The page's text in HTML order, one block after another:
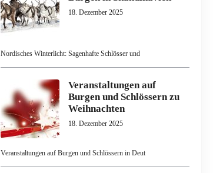
18. Dezember 2025
Nordisches Winterlicht: Sagenhafte Schlösser und
Veranstaltungen auf
Burgen und Schlössern zu
Weihnachten
18. Dezember 2025
Veranstaltungen auf Burgen und Schlössern in Deut